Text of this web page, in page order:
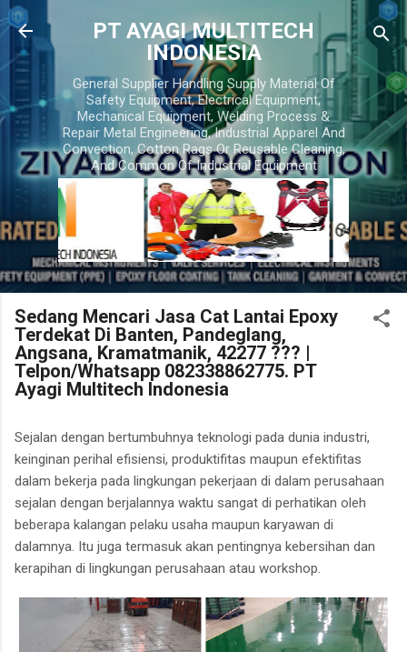
Skip to main content
PT AYAGI MULTITECH
INDONESIA
General Supplier Handling Supply Material Of
Safety Equipment, Electrical Equipment,
Mechanical Equipment, Welding Process &
Repair Metal Engineering, Industrial Apparel And
Convection, Cotton Rags Or Reusable Cleaning,
And Common Of Industrial Equipment
Sedang Mencari Jasa Cat Lantai Epoxy
Terdekat Di Banten, Pandeglang,
Angsana, Kramatmanik, 42277 ??? |
Telpon/Whatsapp 082338862775. PT
Ayagi Multitech Indonesia
Sejalan dengan bertumbuhnya teknologi pada dunia industri,
keinginan perihal efisiensi, produktifitas maupun efektifitas
dalam bekerja pada lingkungan pekerjaan di dalam perusahaan
sejalan dengan berjalannya waktu sangat di perhatikan oleh
beberapa kalangan pelaku usaha maupun karyawan di
dalamnya. Itu juga termasuk akan pentingnya kebersihan dan
kerapihan di lingkungan perusahaan atau workshop.